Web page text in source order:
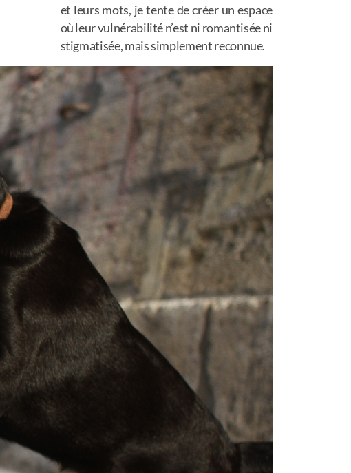
et leurs mots, je tente de créer un espace
où leur vulnérabilité n’est ni romantisée ni
stigmatisée, mais simplement reconnue.